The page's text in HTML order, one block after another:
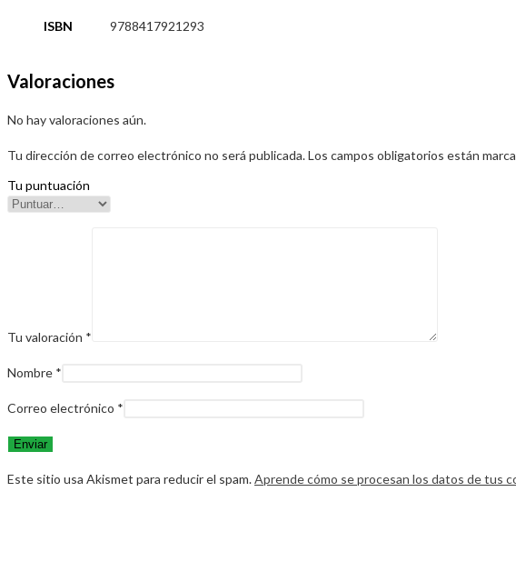
ISBN 9788417921293
Valoraciones
No hay valoraciones aún.
Tu dirección de correo electrónico no será publicada.Los campos obligatorios están
Tu puntuación
Tu valoración *
Nombre *
Correo electrónico *
Este sitio usa Akismet para reducir el spam.Aprende cómo se procesan los datos de tus